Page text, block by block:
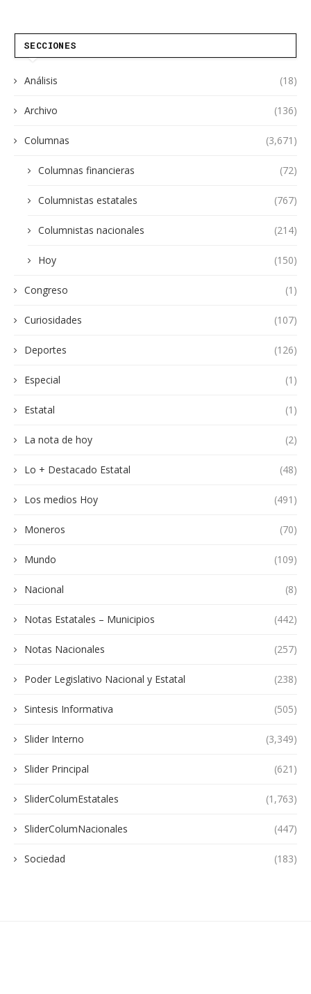
SECCIONES
Análisis (18)
Archivo (136)
Columnas (3,671)
Columnas financieras (72)
Columnistas estatales (767)
Columnistas nacionales (214)
Hoy (150)
Congreso (1)
Curiosidades (107)
Deportes (126)
Especial (1)
Estatal (1)
La nota de hoy (2)
Lo + Destacado Estatal (48)
Los medios Hoy (491)
Moneros (70)
Mundo (109)
Nacional (8)
Notas Estatales – Municipios (442)
Notas Nacionales (257)
Poder Legislativo Nacional y Estatal (238)
Sintesis Informativa (505)
Slider Interno (3,349)
Slider Principal (621)
SliderColumEstatales (1,763)
SliderColumNacionales (447)
Sociedad (183)